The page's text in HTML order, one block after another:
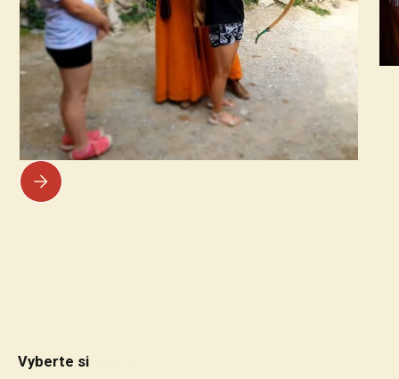
Vyberte si